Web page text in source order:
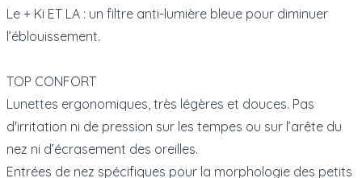
Le + Ki ET LA : un filtre anti-lumière bleue pour diminuer
l’éblouissement.
TOP CONFORT
Lunettes ergonomiques, très légères et douces. Pas
d'irritation ni de pression sur les tempes ou sur l’arête du
nez ni d’écrasement des oreilles.
Entrées de nez spécifiques pour la morphologie des petits